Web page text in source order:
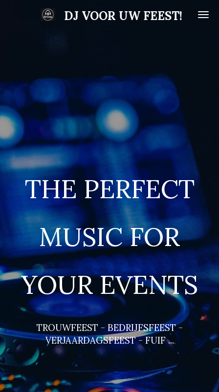
DJ VOOR UW FEEST!
THE PERFECT
MUSIC FOR
YOUR EVENTS
TROUWFEEST - BEDRIJFSFEEST -
VERJAARDAGSFEEST - FUIF ...